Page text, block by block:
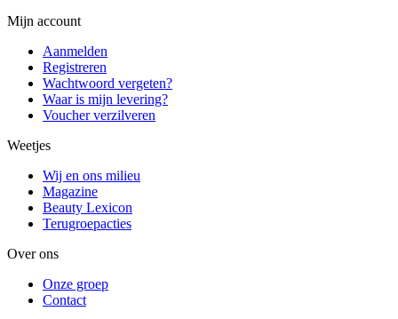
Mijn account
Aanmelden
Registreren
Wachtwoord vergeten?
Waar is mijn levering?
Voucher verzilveren
Weetjes
Wij en ons milieu
Magazine
Beauty Lexicon
Terugroepacties
Over ons
Onze groep
Contact